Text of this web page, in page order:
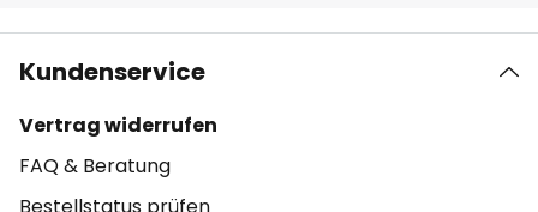
Kundenservice
Vertrag widerrufen
FAQ & Beratung